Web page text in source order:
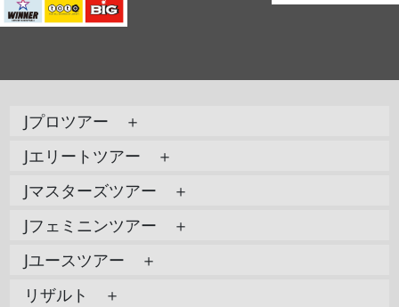
Jプロツアー ＋
Jエリートツアー ＋
Jマスターズツアー ＋
Jフェミニンツアー ＋
Jユースツアー ＋
リザルト ＋